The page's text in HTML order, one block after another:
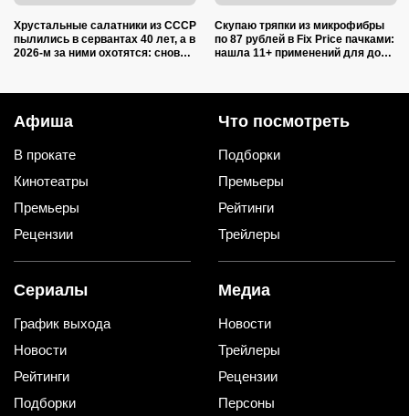
Хрустальные салатники из СССР
пылились в сервантах 40 лет, а в
2026-м за ними охотятся: снова в
Скупаю тряпки из микрофибры
по 87 рублей в Fix Price пачками:
нашла 11+ применений для дома
Афиша
В прокате
Кинотеатры
Премьеры
Рецензии
Что посмотреть
Подборки
Премьеры
Рейтинги
Трейлеры
Сериалы
График выхода
Новости
Рейтинги
Подборки
Медиа
Новости
Трейлеры
Рецензии
Персоны